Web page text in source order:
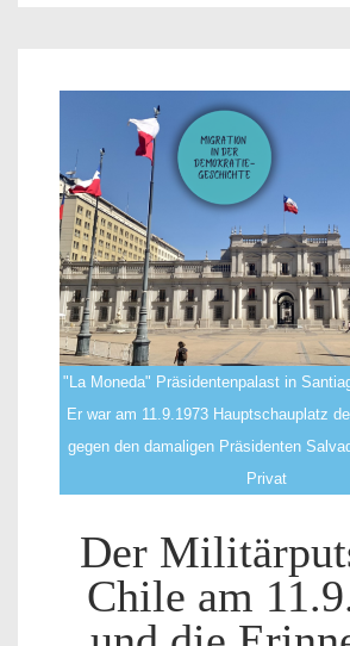
"La Moneda" Präsidentenpalast in
Er war am 11.9.1973 Hauptschauplatz
gegen den damaligen Präsidenten
Privat
Der
Chile am